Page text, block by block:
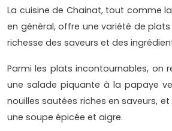
La cuisine de Chainat, tout comme
en général, offre une variété de
richesse des saveurs et des
Parmi les plats incontournables, on
une salade piquante à la papaye
nouilles sautées riches en saveurs,
une soupe épicée et aigre.